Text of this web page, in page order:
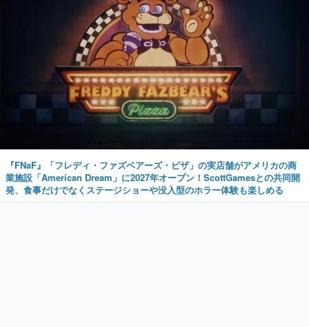
『FNaF』「フレディ・ファズベアーズ・ピザ」の実店舗がアメリカの商
業施設「American Dream」に2027年オープン！ScottGamesとの共同開
発、食事だけでなくステージショーや没入型のホラー体験も楽しめる